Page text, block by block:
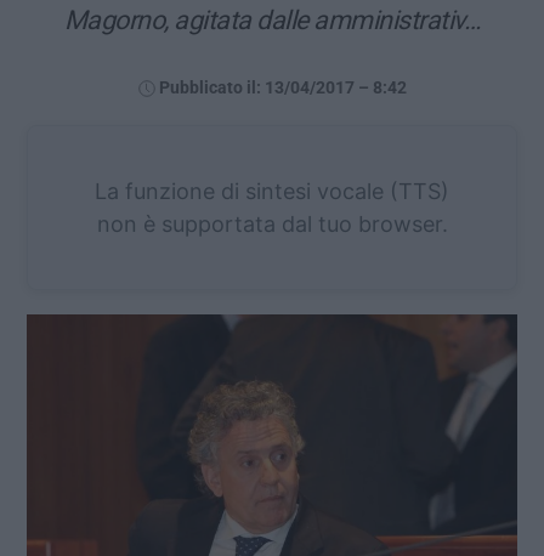
Magorno, agitata dalle amministrativ…
Pubblicato il: 13/04/2017 – 8:42
La funzione di sintesi vocale (TTS)
non è supportata dal tuo browser.